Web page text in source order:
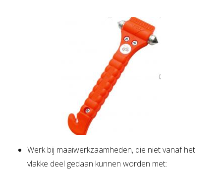
Werk bij maaiwerkzaamheden, die niet vanaf het
vlakke deel gedaan kunnen worden met: